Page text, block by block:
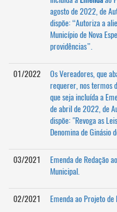
agosto de 2022, de
dispõe: “Autoriza a
Município de Nova
providências”.
01/2022
Os Vereadores, que
requerer, nos termos
que seja incluída a
de abril de 2022, de
dispõe: "Revoga as
Denomina de Ginásio
03/2021
Emenda de Redação
Municipal.
02/2021 Emenda ao Projeto